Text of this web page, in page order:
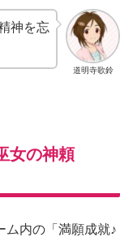
道明寺歌鈴
神を忘
女の神頼
ム内の「満願成就♪